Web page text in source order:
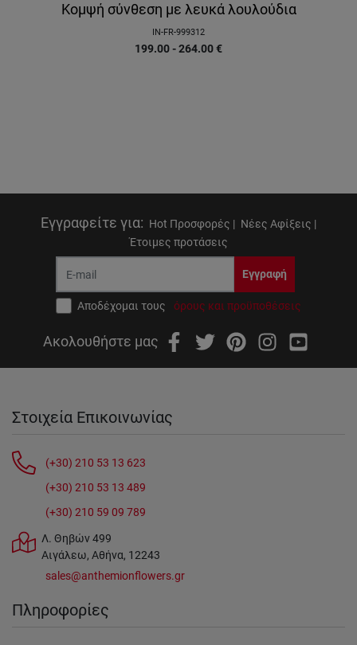
Κομψή σύνθεση με λευκά λουλούδια
IN-FR-999312
199.00 - 264.00€
Εγγραφείτε για: Hot Προσφορές | Νέες Αφίξεις |
Έτοιμες προτάσεις
Εγγραφή
Αποδέχομαι τους όρους και προϋποθέσεις
Ακολουθήστε μας
Στοιχεία Επικοινωνίας
(+30) 210 53 13 623
(+30) 210 53 13 489
(+30) 210 59 09 789
Λ. Θηβών 499
Αιγάλεω, Αθήνα, 12243
sales@anthemionflowers.gr
Πληροφορίες